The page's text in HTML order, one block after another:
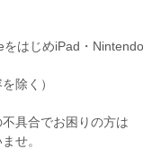
をはじめiPad・
除く）
具合でお困りの方は
せ。